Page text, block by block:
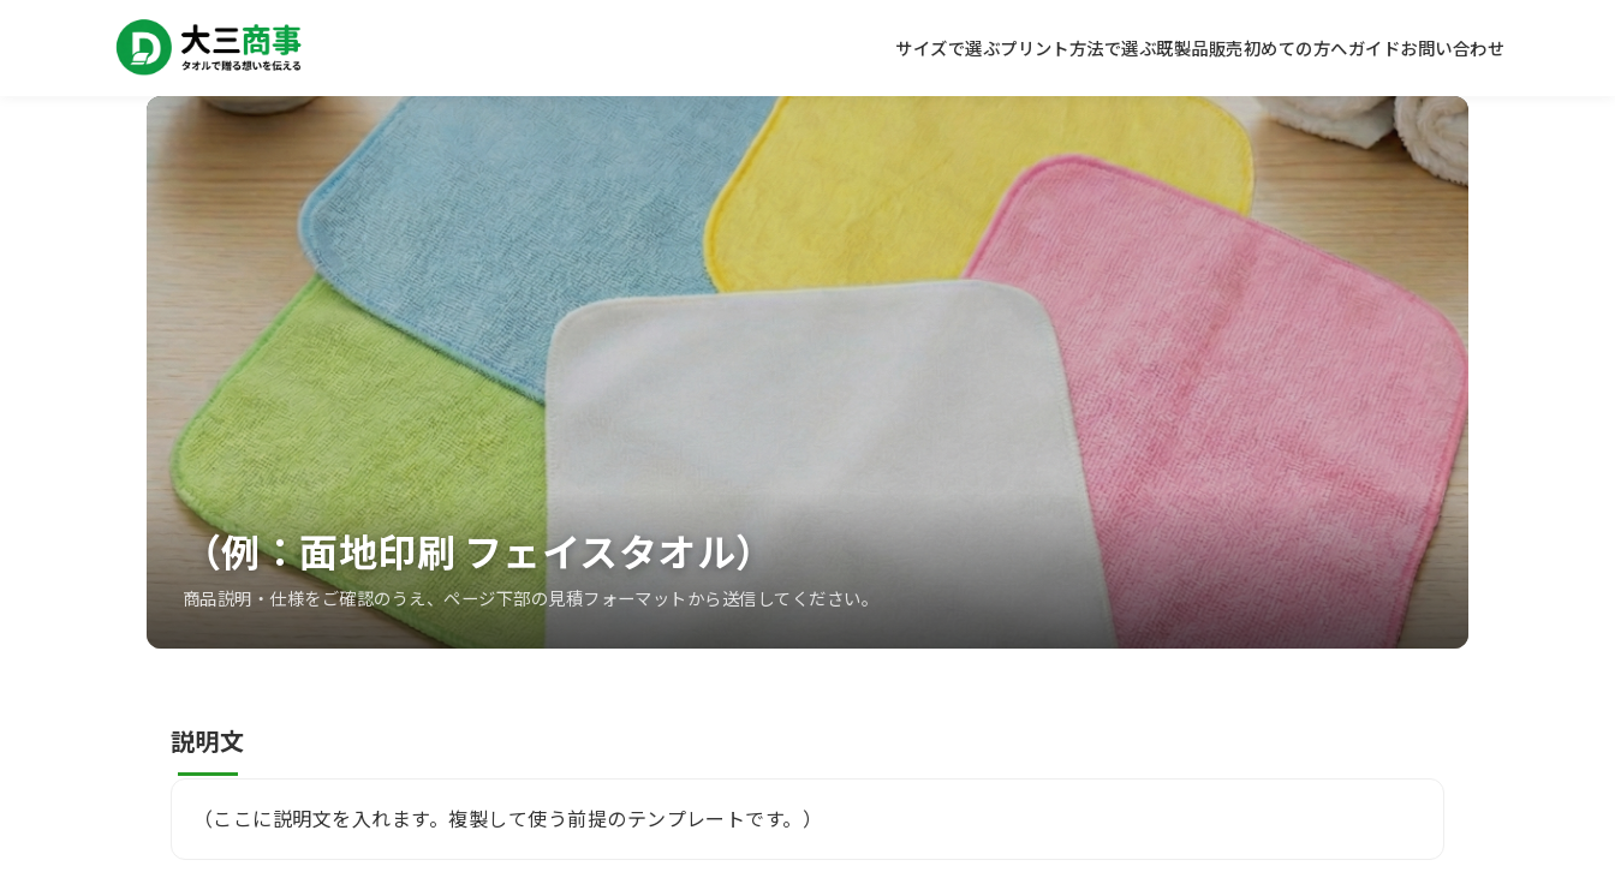
サイズで選ぶプリント方法で選ぶ既製品販売初めての方へガイドお問い合わせ
（例：面地印刷 フェイスタオル）
商品説明・仕様をご確認のうえ、ページ下部の見積フォーマットから送信してください。
説明文
（ここに説明文を入れます。複製して使う前提のテンプレートです。）